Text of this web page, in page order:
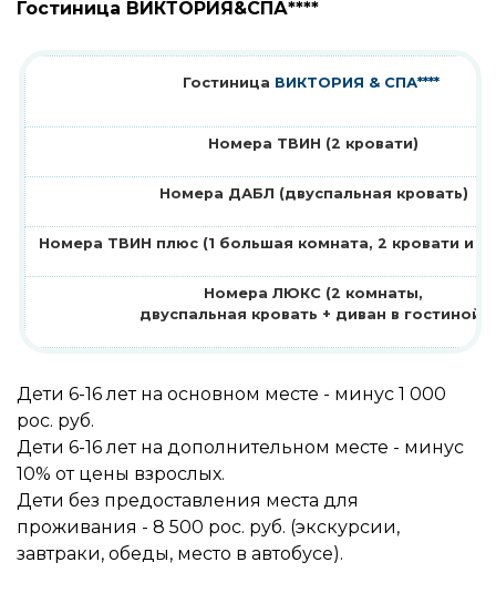
Гостиница ВИКТОРИЯ&СПА****
Гостиница ВИКТОРИЯ & СПА****
Номера ТВИН (2 кровати)
Номера ДАБЛ (двуспальная кровать)
Номера ТВИН плюс (1 большая комната, 2 кровати и
Номера ЛЮКС (2 комнаты,
двуспальная кровать + диван в гостиной)
Дети 6-16 лет на основном месте - минус 1 000
рос. руб.
Дети 6-16 лет на дополнительном месте - минус
10% от цены взрослых.
Дети без предоставления места для
проживания - 8 500 рос. руб. (экскурсии,
завтраки, обеды, место в автобусе).